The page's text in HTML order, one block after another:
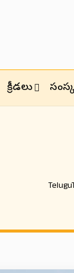
క్రీడలు